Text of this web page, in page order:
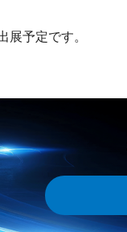
展予定です。